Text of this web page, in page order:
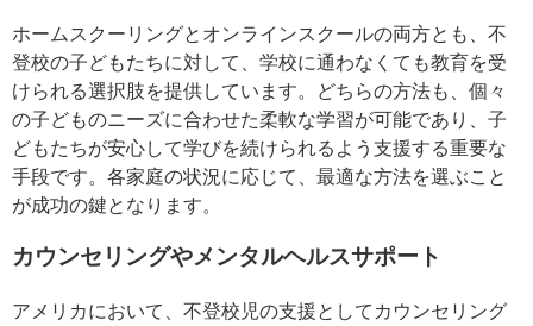
ホームスクーリングとオンラインスクールの両方とも、不
登校の子どもたちに対して、学校に通わなくても教育を受
けられる選択肢を提供しています。どちらの方法も、個々
の子どものニーズに合わせた柔軟な学習が可能であり、子
どもたちが安心して学びを続けられるよう支援する重要な
手段です。各家庭の状況に応じて、最適な方法を選ぶこと
が成功の鍵となります。
カウンセリングやメンタルヘルスサポート
アメリカにおいて、不登校児の支援としてカウンセリング